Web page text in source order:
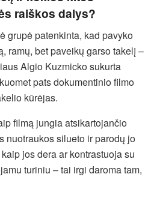
raiškos dalys?
grupė patenkinta, kad pavyko
ramų, bet paveikų garso takelį –
Algio Kuzmicko sukurta
pats dokumentinio filmo
kūrėjas.
filmą jungia atsikartojančio
nuotraukos silueto ir parodų jo
jos dera ar kontrastuoja su
turiniu – tai irgi daroma tam,